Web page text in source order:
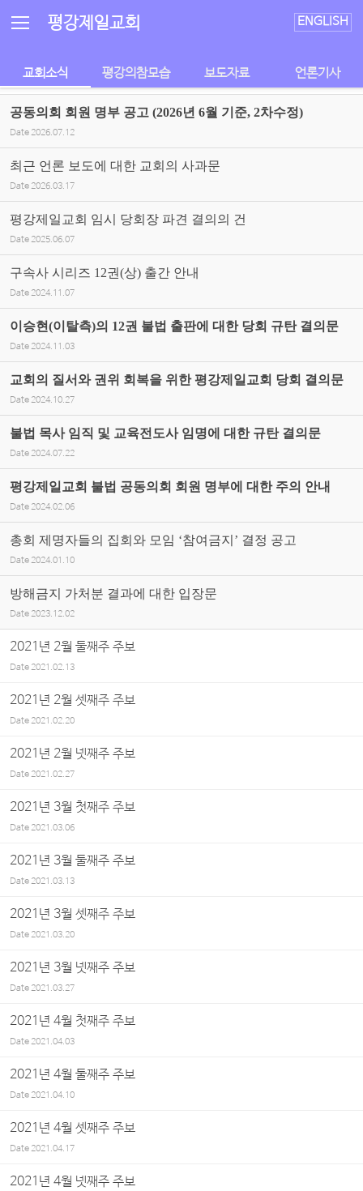
평강제일교회 ENGLISH
교회소식 평강의참모습 보도자료 언론기사
공동의회 회원 명부 공고 (2026년 6월 기준, 2차수정)
Date 2026.07.12
최근 언론 보도에 대한 교회의 사과문
Date 2026.03.17
평강제일교회 임시 당회장 파견 결의의 건
Date 2025.06.07
구속사 시리즈 12권(상) 출간 안내
Date 2024.11.07
이승현(이탈측)의 12권 불법 출판에 대한 당회 규탄 결의문
Date 2024.11.03
교회의 질서와 권위 회복을 위한 평강제일교회 당회 결의문
Date 2024.10.27
불법 목사 임직 및 교육전도사 임명에 대한 규탄 결의문
Date 2024.07.22
평강제일교회 불법 공동의회 회원 명부에 대한 주의 안내
Date 2024.02.06
총회 제명자들의 집회와 모임 ‘참여금지’ 결정 공고
Date 2024.01.10
방해금지 가처분 결과에 대한 입장문
Date 2023.12.02
2021년 2월 둘째주 주보
Date2021.02.13
2021년 2월 셋째주 주보
Date2021.02.20
2021년 2월 넷째주 주보
Date2021.02.27
2021년 3월 첫째주 주보
Date2021.03.06
2021년 3월 둘째주 주보
Date2021.03.13
2021년 3월 셋째주 주보
Date2021.03.20
2021년 3월 넷째주 주보
Date2021.03.27
2021년 4월 첫째주 주보
Date2021.04.03
2021년 4월 둘째주 주보
Date2021.04.10
2021년 4월 셋째주 주보
Date2021.04.17
2021년 4월 넷째주 주보